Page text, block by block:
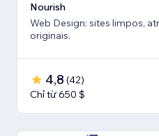
Nourish
Web Design: sites limpos,
originais.
4,8 (42)
Chỉ từ 650 $